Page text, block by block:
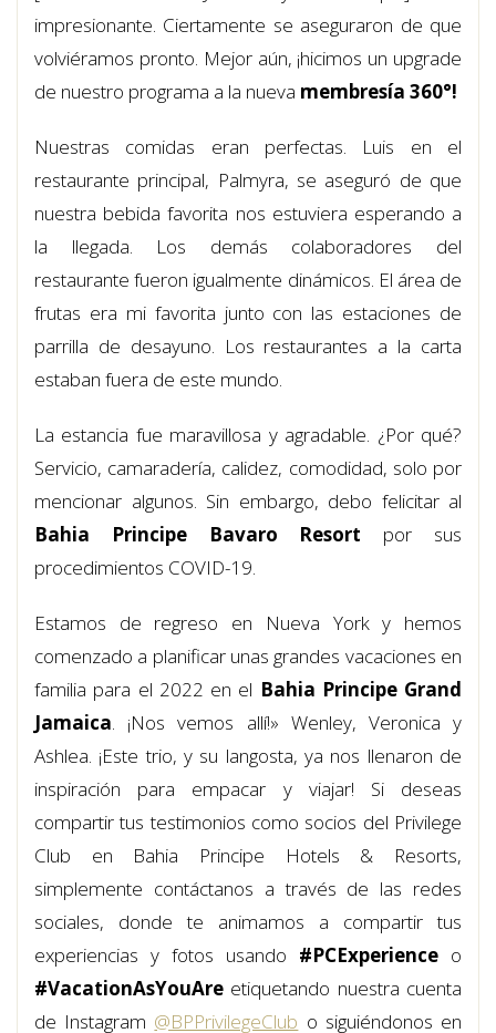
impresionante. Ciertamente se aseguraron de que
volviéramos pronto. Mejor aún, ¡hicimos un upgrade
de nuestro programa a la nueva membresía 360°!
Nuestras comidas eran perfectas. Luis en el
restaurante principal, Palmyra, se aseguró de que
nuestra bebida favorita nos estuviera esperando a
la llegada. Los demás colaboradores del
restaurante fueron igualmente dinámicos. El área de
frutas era mi favorita junto con las estaciones de
parrilla de desayuno. Los restaurantes a la carta
estaban fuera de este mundo.
La estancia fue maravillosa y agradable. ¿Por qué?
Servicio, camaradería, calidez, comodidad, solo por
mencionar algunos. Sin embargo, debo felicitar al
Bahia Principe Bavaro Resort por sus
procedimientos COVID-19.
Estamos de regreso en Nueva York y hemos
comenzado a planificar unas grandes vacaciones en
familia para el 2022 en el Bahia Principe Grand
Jamaica. ¡Nos vemos allí!» Wenley, Veronica y
Ashlea. ¡Este trio, y su langosta, ya nos llenaron de
inspiración para empacar y viajar! Si deseas
compartir tus testimonios como socios del Privilege
Club en Bahia Principe Hotels & Resorts,
simplemente contáctanos a través de las redes
sociales, donde te animamos a compartir tus
experiencias y fotos usando #PCExperience o
#VacationAsYouAre etiquetando nuestra cuenta
de Instagram @BPPrivilegeClub o siguiéndonos en